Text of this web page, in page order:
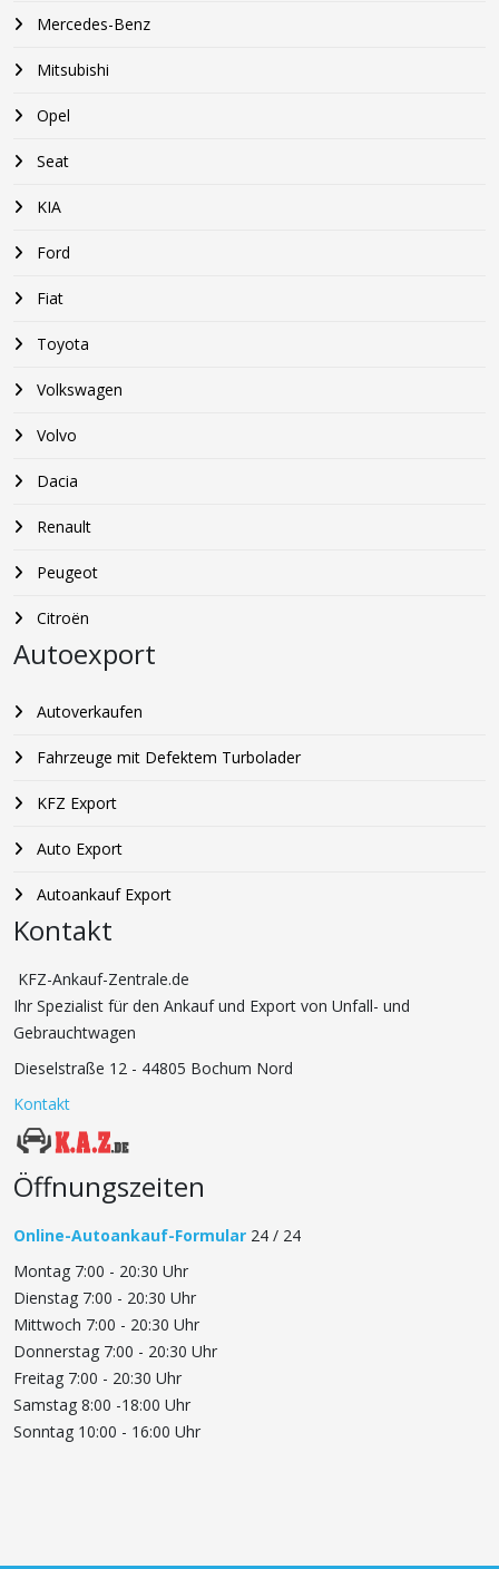
Mercedes-Benz
Mitsubishi
Opel
Seat
KIA
Ford
Fiat
Toyota
Volkswagen
Volvo
Dacia
Renault
Peugeot
Citroën
Autoexport
Autoverkaufen
Fahrzeuge mit Defektem Turbolader
KFZ Export
Auto Export
Autoankauf Export
Kontakt
KFZ-Ankauf-Zentrale.de
Ihr Spezialist für den Ankauf und Export von Unfall- und
Gebrauchtwagen
Dieselstraße 12 - 44805 Bochum Nord
Kontakt
Öffnungszeiten
Online-Autoankauf-Formular 24 / 24
Montag 7:00 - 20:30 Uhr
Dienstag 7:00 - 20:30 Uhr
Mittwoch 7:00 - 20:30 Uhr
Donnerstag 7:00 - 20:30 Uhr
Freitag 7:00 - 20:30 Uhr
Samstag 8:00 -18:00 Uhr
Sonntag 10:00 - 16:00 Uhr